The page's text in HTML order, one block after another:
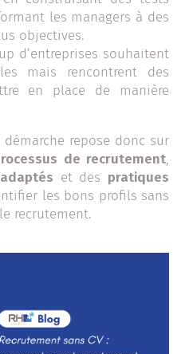
les managers à des
objectives.
d’entreprises souhaitent
mais rencontrent des
en place de manière
repose donc sur
de recrutement,
et des pratiques
les bons profils sans
recrutement.